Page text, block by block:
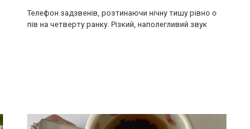
Телефон задзвенів, розтинаючи нічну тишу рівно о
пів на четверту ранку. Різкий, наполегливий звук